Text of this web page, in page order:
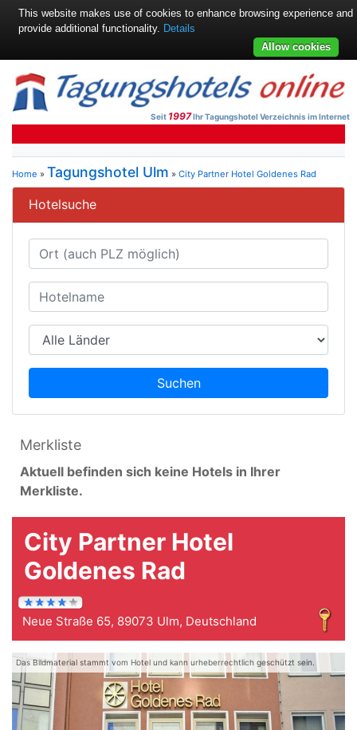
Seit 1997Ihr Tagungshotel Verzeichnis im Internet
Home » Tagungshotel Ulm » City Partner Hotel Goldenes Rad
Hotelsuche
Suchen
Merkliste
Aktuell befinden sich keine Hotels in Ihrer
Merkliste.
City Partner Hotel
Goldenes Rad
Neue Straße 65, 89073 Ulm, Deutschland
Das Bildmaterial stammt vom Hotel und kann urheberrechtlich geschützt sein.
This website makes use of cookies to enhance browsing experience and
provide additional functionality. Details
Allow cookies